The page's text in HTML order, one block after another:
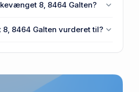
Galten.
8, 8464 Galten?
i 2025.
8464 Galten vurderet til?